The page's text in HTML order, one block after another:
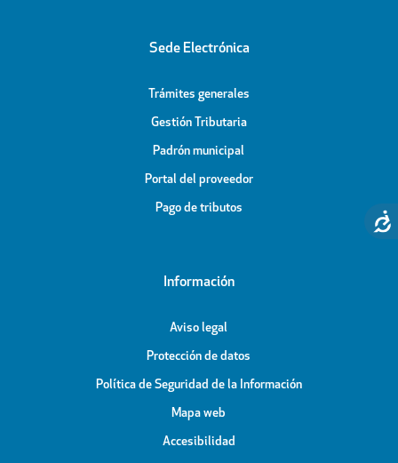
Sede Electrónica
Trámites generales
Gestión Tributaria
Padrón municipal
Portal del proveedor
Pago de tributos
Información
Aviso legal
Protección de datos
Política de Seguridad de la Información
Mapa web
Accesibilidad